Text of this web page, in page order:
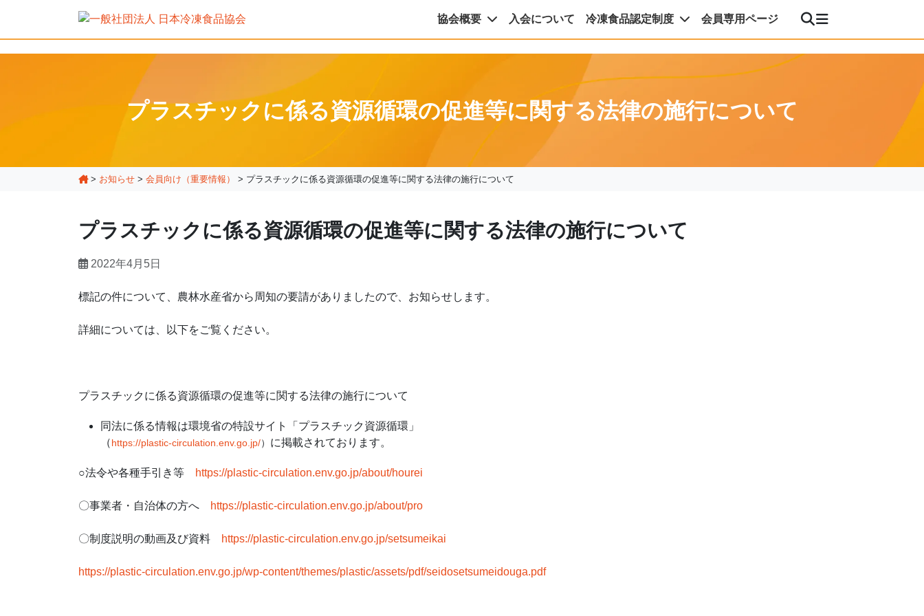
協会概要 入会について 冷凍食品認定制度 会員専用ページ
プラスチックに係る資源循環の促進等に関する法律の施行について
> お知らせ > 会員向け（重要情報） > プラスチックに係る資源循環の促進等に関する法律の施行について
プラスチックに係る資源循環の促進等に関する法律の施行について
2022年4月5日
標記の件について、農林水産省から周知の要請がありましたので、お知らせします。
詳細については、以下をご覧ください。
プラスチックに係る資源循環の促進等に関する法律の施行について
同法に係る情報は環境省の特設サイト「プラスチック資源循環」
（https://plastic-circulation.env.go.jp/） に掲載されております。
○法令や各種手引き等 https://plastic-circulation.env.go.jp/about/hourei
〇事業者・自治体の方へ https://plastic-circulation.env.go.jp/about/pro
〇制度説明の動画及び資料 https://plastic-circulation.env.go.jp/setsumeikai
https://plastic-circulation.env.go.jp/wp-content/themes/plastic/assets/pdf/seidosetsumeidouga.pdf